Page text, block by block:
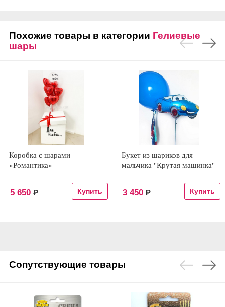
Похожие товары в категории Гелиевые
шары
Коробка с шарами
«Романтика»
5 650 Р
Букет из шариков для
мальчика "Крутая машинка"
3 450 Р
Сопутствующие товары